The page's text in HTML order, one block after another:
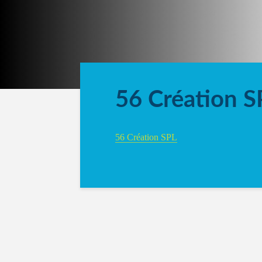
56 Création
56 Création SPL